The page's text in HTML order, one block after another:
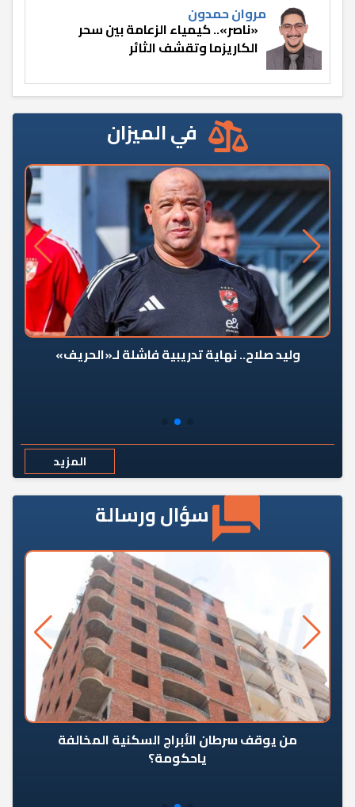
مروان حمدون
«ناصر».. كيمياء الزعامة بين سحر
الكاريزما وتقشف الثائر
في الميزان
وليد صلاح.. نهاية تدريبية فاشلة لـ«الحريف»
المزيد
سؤال ورسالة
من يوقف سرطان الأبراج السكنية المخالفة
ياحكومة؟